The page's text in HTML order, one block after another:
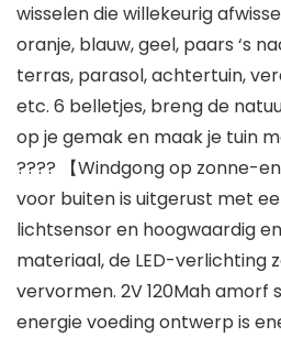
wisselen die willekeurig
oranje, blauw, geel, paars ‘s
terras, parasol, achtertuin,
etc. 6 belletjes, breng de
op je gemak en maak je tuin
???? 【Windgong op zonne-
voor buiten is uitgerust met
lichtsensor en hoogwaardig
materiaal, de LED-verlichting
vervormen. 2V 120Mah amorf
energie voeding ontwerp is